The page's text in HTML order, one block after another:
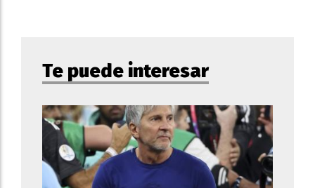
Te puede interesar